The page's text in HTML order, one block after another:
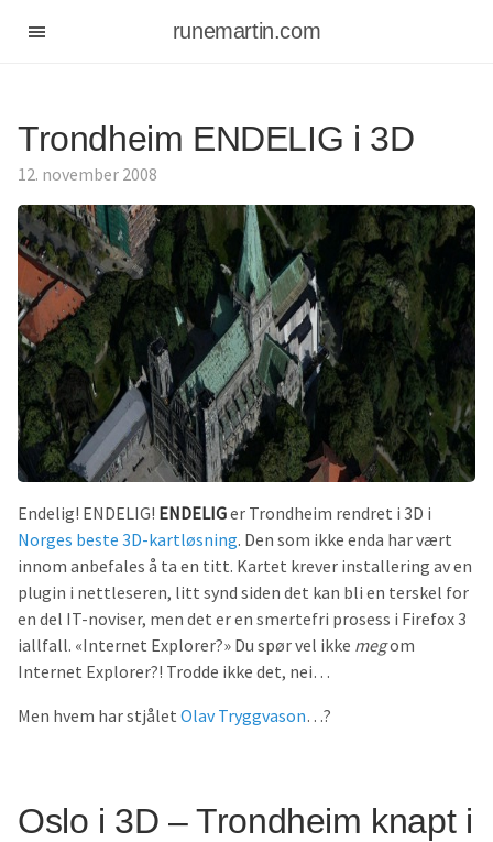
runemartin.com
Trondheim ENDELIG i 3D
12. november 2008
Endelig! ENDELIG! ENDELIGer Trondheim rendret i 3D i
Norges beste 3D-kartløsning. Den som ikke enda har vært
innom anbefales å ta en titt. Kartet krever installering av en
plugin i nettleseren, litt synd siden det kan bli en terskel for
en del IT-noviser, men det er en smertefri prosess i Firefox 3
iallfall. «Internet Explorer?» Du spør vel ikke megom
Internet Explorer?! Trodde ikke det, nei…
Men hvem har stjålet Olav Tryggvason…?
Oslo i 3D – Trondheim knapt i